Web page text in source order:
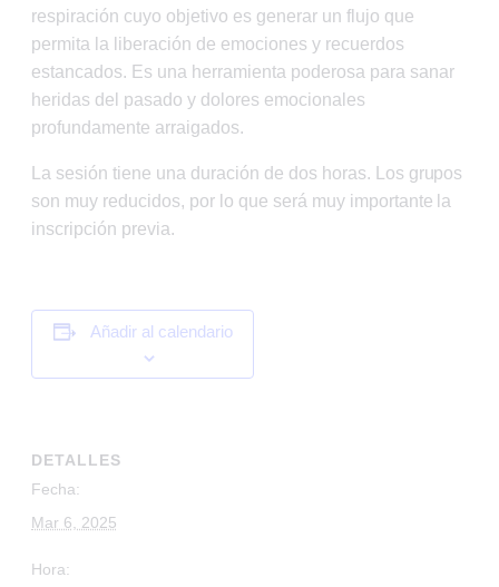
respiración cuyo objetivo es generar un flujo que
permita la liberación de emociones y recuerdos
estancados. Es una herramienta poderosa para sanar
heridas del pasado y dolores emocionales
profundamente arraigados.
La sesión tiene una duración de dos horas. Los grupos
son muy reducidos, por lo que será muy importante la
inscripción previa.
Añadir al calendario
DETALLES
Fecha:
Mar 6, 2025
Hora: